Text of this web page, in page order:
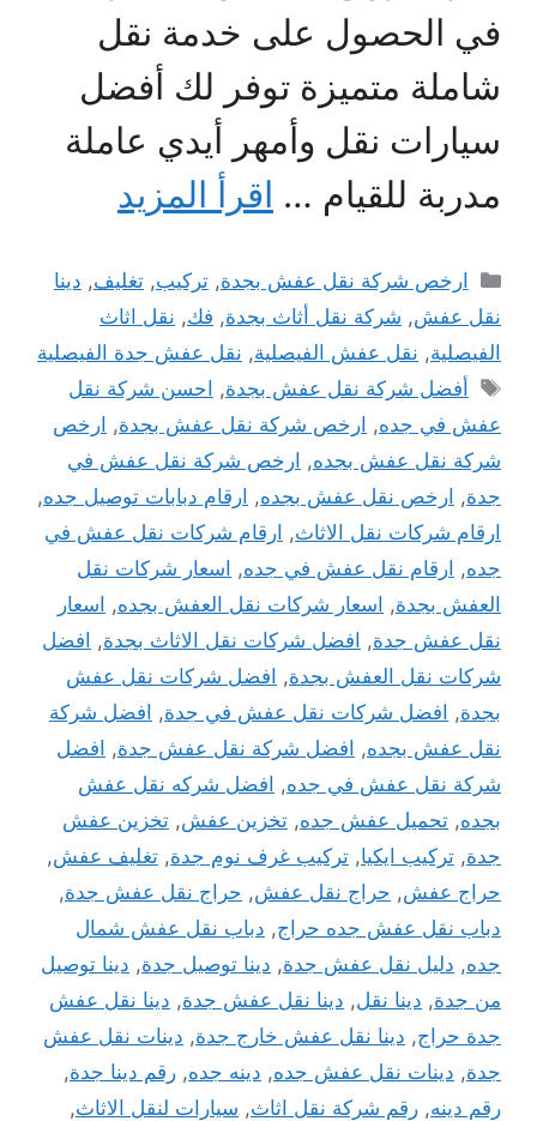
في الحصول على خدمة نقل
شاملة متميزة توفر لك أفضل
سيارات نقل وأمهر أيدي عاملة
مدربة للقيام … اقرأ المزيد
التصنيفات
ارخص شركة نقل عفش بجدة,تركيب,تغليف, دينا
نقل عفش, شركة نقل أثاث بجدة, فك, نقل اثاث
الفيصلية, نقل عفش الفيصلية, نقل عفش جدة الفيصلية
الوسوم
أفضل شركة نقل عفش بجدة, احسن شركة نقل
عفش في جده, ارخص شركة نقل عفش بجدة, ارخص
شركة نقل عفش بجده, ارخص شركة نقل عفش في
جدة, ارخص نقل عفش بجده, ارقام دبابات توصيل جده,
ارقام شركات نقل الاثاث, ارقام شركات نقل عفش في
جده, ارقام نقل عفش في جده, اسعار شركات نقل
العفش بجدة, اسعار شركات نقل العفش بجده, اسعار
نقل عفش جدة, افضل شركات نقل الاثاث بجدة, افضل
شركات نقل العفش بجدة, افضل شركات نقل عفش
بجدة, افضل شركات نقل عفش في جدة, افضل شركة
نقل عفش بجده, افضل شركة نقل عفش جدة, افضل
شركة نقل عفش في جده, افضل شركه نقل عفش
بجده, تحميل عفش جده, تخزين عفش, تخزين عفش
جدة, تركيب ايكيا, تركيب غرف نوم جدة, تغليف عفش,
حراج عفش, حراج نقل عفش, حراج نقل عفش جدة,
دباب نقل عفش جده حراج, دباب نقل عفش شمال
جده, دليل نقل عفش جدة, دينا توصيل جدة, دينا توصيل
من جدة, دينا نقل, دينا نقل عفش جدة, دينا نقل عفش
جدة حراج, دينا نقل عفش خارج جدة, دينات نقل عفش
جدة, دينات نقل عفش جده, دينه جده, رقم دينا جدة,
رقم دينه, رقم شركة نقل اثاث, سيارات لنقل الاثاث,